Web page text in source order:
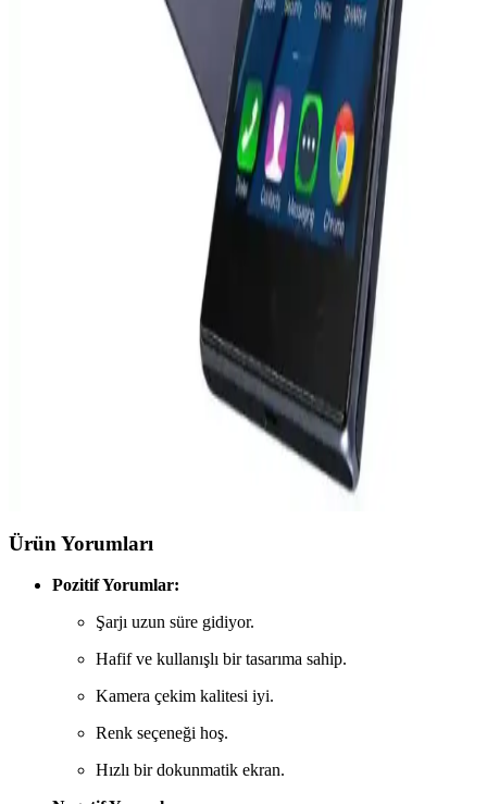
Redmi Note 10 Pro'nun Kamera Özellikleri ve
Teknik Detayları Hakkında Kapsamlı Bilgi
Redmi Note 10 Pro, 108 Megapiksel ana kamera ve çeşitli
sensörleriyle çok yönlü fotoğraf imkanı sunar. Geniş açı, makro ve
derinlik sensörleri sayesinde yüksek kaliteli ve detaylı fotoğraflar
Samsung S23 Ultra ve S24 Ultra modelleri yüksek
performans ve gelişmiş özelliklerle öne çıkıyor
Samsung'un yeni akıllı telefon modelleri S23 Ultra ve S24 Ultra,
üstün performans ve gelişmiş özellikleriyle öne çıkıyor. Tasarım,
ekran, kamera ve işlemci alanlarındaki yenilikler dikkat çekiyor.
Lenovo Akıllı Telefon Modelleri: Dayanıklı ve
Yüksek Performanslı Çözümler
Lenovo'nun akıllı telefonları, dayanıklılık, performans ve yenilikçilik
sunarak farklı kullanıcı ihtiyaçlarına cevap verir. ThinkPhone ve
Legion serileri, kurumsal ve oyun tutkunlarına özel özelliklerle öne
Ürün Yorumları
Pozitif Yorumlar:
Şarjı uzun süre gidiyor.
Hafif ve kullanışlı bir tasarıma sahip.
Kamera çekim kalitesi iyi.
Renk seçeneği hoş.
Hızlı bir dokunmatik ekran.